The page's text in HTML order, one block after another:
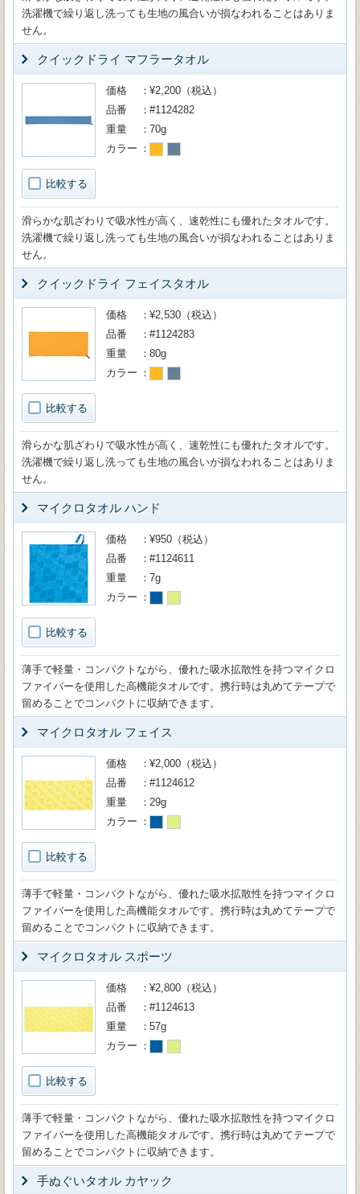
洗濯機で繰り返し洗っても生地の風合いが損なわれることはありま
せん。
クイックドライ マフラータオル
比較する
価格
¥2,200（税込）
品番
#1124282
重量
70g
カラー
滑らかな肌ざわりで吸水性が高く、速乾性にも優れたタオルです。
洗濯機で繰り返し洗っても生地の風合いが損なわれることはありま
せん。
クイックドライ フェイスタオル
比較する
価格
¥2,530（税込）
品番
#1124283
重量
80g
カラー
滑らかな肌ざわりで吸水性が高く、速乾性にも優れたタオルです。
洗濯機で繰り返し洗っても生地の風合いが損なわれることはありま
せん。
マイクロタオル ハンド
比較する
価格
¥950（税込）
品番
#1124611
重量
7g
カラー
薄手で軽量・コンパクトながら、優れた吸水拡散性を持つマイクロ
ファイバーを使用した高機能タオルです。携行時は丸めてテープで
留めることでコンパクトに収納できます。
マイクロタオル フェイス
比較する
価格
¥2,000（税込）
品番
#1124612
重量
29g
カラー
薄手で軽量・コンパクトながら、優れた吸水拡散性を持つマイクロ
ファイバーを使用した高機能タオルです。携行時は丸めてテープで
留めることでコンパクトに収納できます。
マイクロタオル スポーツ
比較する
価格
¥2,800（税込）
品番
#1124613
重量
57g
カラー
薄手で軽量・コンパクトながら、優れた吸水拡散性を持つマイクロ
ファイバーを使用した高機能タオルです。携行時は丸めてテープで
留めることでコンパクトに収納できます。
手ぬぐいタオル カヤック